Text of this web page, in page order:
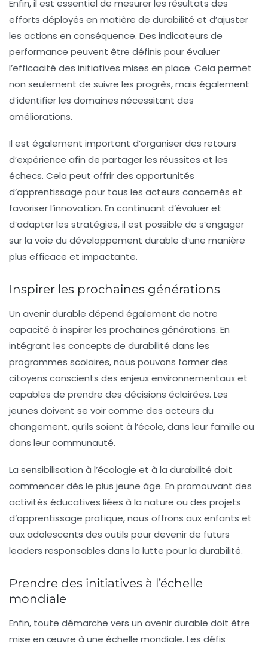
Enfin, il est essentiel de mesurer les résultats des
efforts déployés en matière de durabilité et d’ajuster
les actions en conséquence. Des indicateurs de
performance peuvent être définis pour évaluer
l’efficacité des initiatives mises en place. Cela permet
non seulement de suivre les progrès, mais également
d’identifier les domaines nécessitant des
améliorations.
Il est également important d’organiser des retours
d’expérience afin de partager les réussites et les
échecs. Cela peut offrir des opportunités
d’apprentissage pour tous les acteurs concernés et
favoriser l’innovation. En continuant d’évaluer et
d’adapter les stratégies, il est possible de s’engager
sur la voie du développement durable d’une manière
plus efficace et impactante.
Inspirer les prochaines générations
Un avenir durable dépend également de notre
capacité à inspirer les prochaines générations. En
intégrant les concepts de durabilité dans les
programmes scolaires, nous pouvons former des
citoyens conscients des enjeux environnementaux et
capables de prendre des décisions éclairées. Les
jeunes doivent se voir comme des acteurs du
changement, qu’ils soient à l’école, dans leur famille ou
dans leur communauté.
La sensibilisation à l’écologie et à la durabilité doit
commencer dès le plus jeune âge. En promouvant des
activités éducatives liées à la nature ou des projets
d’apprentissage pratique, nous offrons aux enfants et
aux adolescents des outils pour devenir de futurs
leaders responsables dans la lutte pour la durabilité.
Prendre des initiatives à l’échelle
mondiale
Enfin, toute démarche vers un avenir durable doit être
mise en œuvre à une échelle mondiale. Les défis